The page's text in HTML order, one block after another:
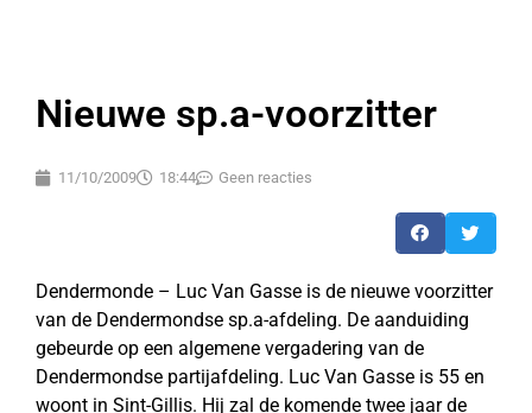
Nieuwe sp.a-voorzitter
11/10/2009 18:44 Geen reacties
Dendermonde – Luc Van Gasse is de nieuwe voorzitter
van de Dendermondse sp.a-afdeling. De aanduiding
gebeurde op een algemene vergadering van de
Dendermondse partijafdeling. Luc Van Gasse is 55 en
woont in Sint-Gillis. Hij zal de komende twee jaar de